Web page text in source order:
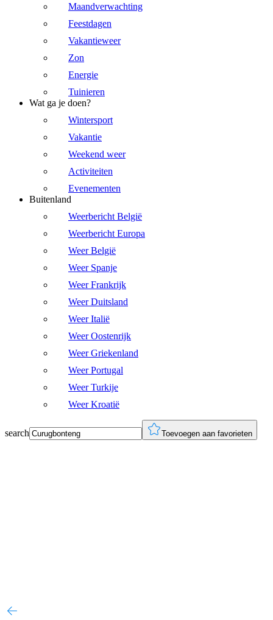
Maandverwachting
Feestdagen
Vakantieweer
Zon
Energie
Tuinieren
Wat ga je doen?
Wintersport
Vakantie
Weekend weer
Activiteiten
Evenementen
Buitenland
Weerbericht België
Weerbericht Europa
Weer België
Weer Spanje
Weer Frankrijk
Weer Duitsland
Weer Italië
Weer Oostenrijk
Weer Griekenland
Weer Portugal
Weer Turkije
Weer Kroatië
search Toevoegen aan favorieten